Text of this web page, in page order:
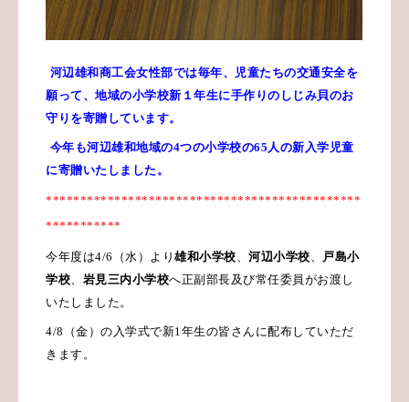
河辺雄和商工会女性部では毎年、児童たちの交通安全を
願って、地域の小学校新１年生に手作りのしじみ貝のお
守りを寄贈しています。
今年も河辺雄和地域の4つの小学校の65人の新入学児童
に寄贈いたしました。
**********************************************
***********
今年度は4/6 （水）より 雄和小学校、 河辺小学校、
戸島小
学校、 岩見三内小学校へ正副部長及び常任委員がお渡し
いたしました。
4/8 （金）の入学式で新1年生の皆さんに配布していただ
きます。